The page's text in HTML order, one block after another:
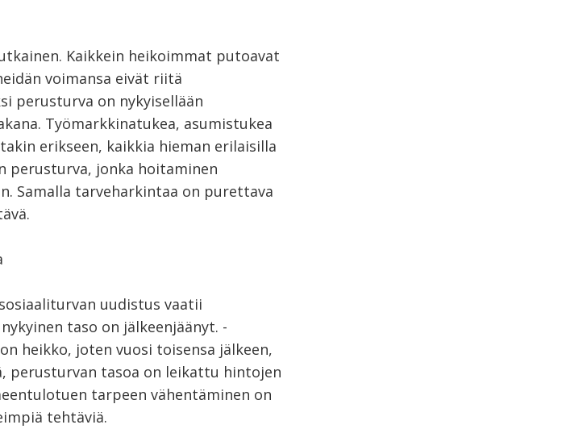
Kaikkein heikoimmat putoavat
voimansa eivät riitä
perusturva on nykyisellään
Työmarkkinatukea, asumistukea
erikseen, kaikkia hieman erilaisilla
perusturva, jonka hoitaminen
Samalla tarveharkintaa on purettava
uudistus vaatii
taso on jälkeenjäänyt. -
heikko, joten vuosi toisensa jälkeen,
perusturvan tasoa on leikattu hintojen
tarpeen vähentäminen on
tehtäviä.